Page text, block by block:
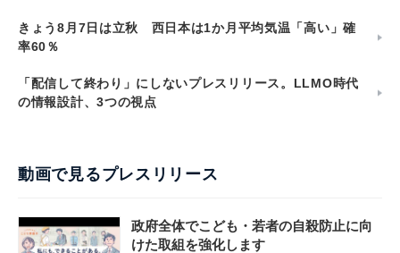
きょう8月7日は立秋 西日本は1か月平均気温「高い」確
率60％
「配信して終わり」にしないプレスリリース。LLMO時代
の情報設計、3つの視点
動画で見るプレスリリース
政府全体でこども・若者の自殺防止に向
けた取組を強化します